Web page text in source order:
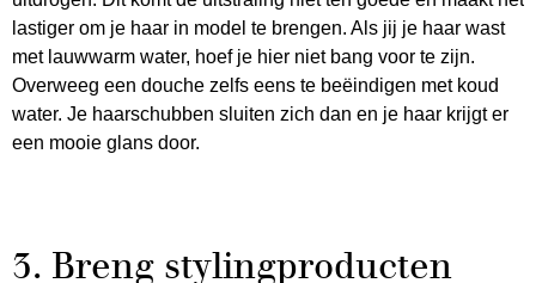
lastiger om je haar in model te brengen. Als jij je haar wast
met lauwwarm water, hoef je hier niet bang voor te zijn.
Overweeg een douche zelfs eens te beëindigen met koud
water. Je haarschubben sluiten zich dan en je haar krijgt er
een mooie glans door.
3. Breng stylingproducten